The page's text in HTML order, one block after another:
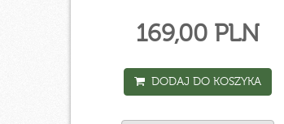
169,00 PLN
DODAJ DO KOSZYKA